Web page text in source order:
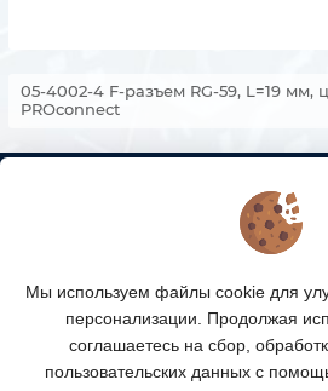
05-4002-4 F-разъем RG-59, L=19 мм,
PROconnect
КАТАЛОГ ТОВАРОВ
Мы используем файлы cookie для
персонализации. Продолжая
соглашаетесь на сбор,
пользовательских данных с